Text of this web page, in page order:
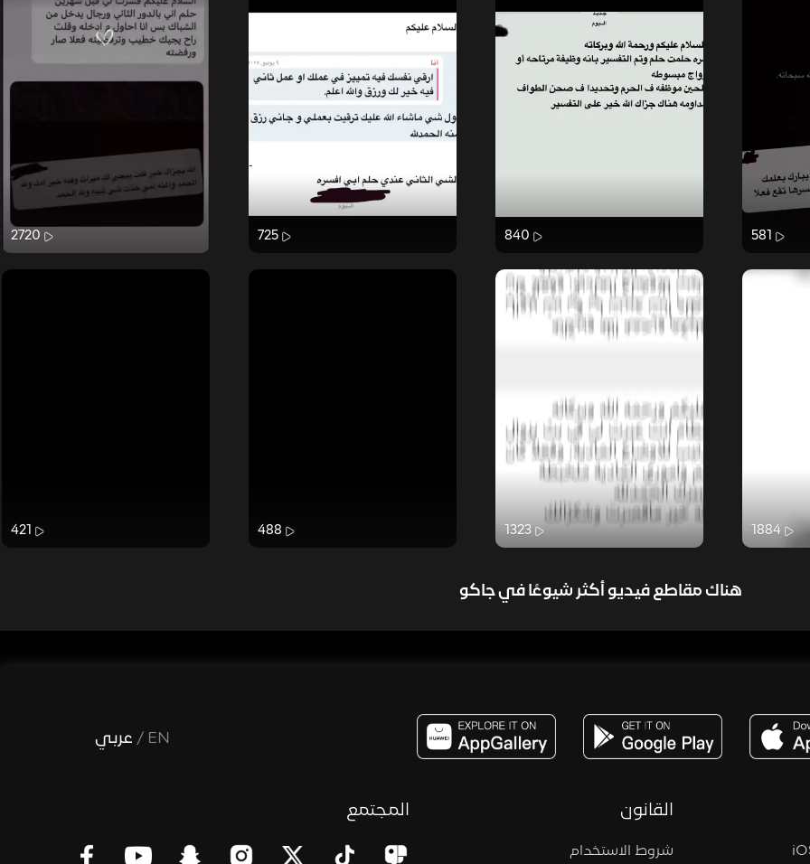
581
840
725
2720
1884
1323
488
421
هناك مقاطع فيديو أكثر شيوعًا في جاكو
EN
/ عربي
القانون
شروط الاستخدام
المجتمع